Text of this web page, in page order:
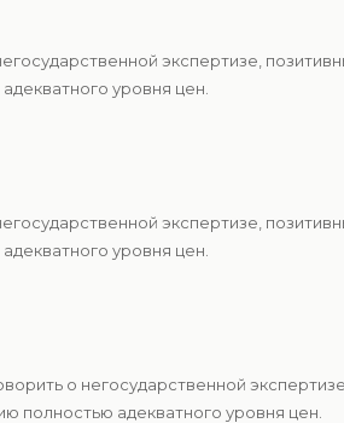
экспертизе,
уровня цен.
экспертизе,
уровня цен.
о негосударственной
полностью адекватного уровня цен.